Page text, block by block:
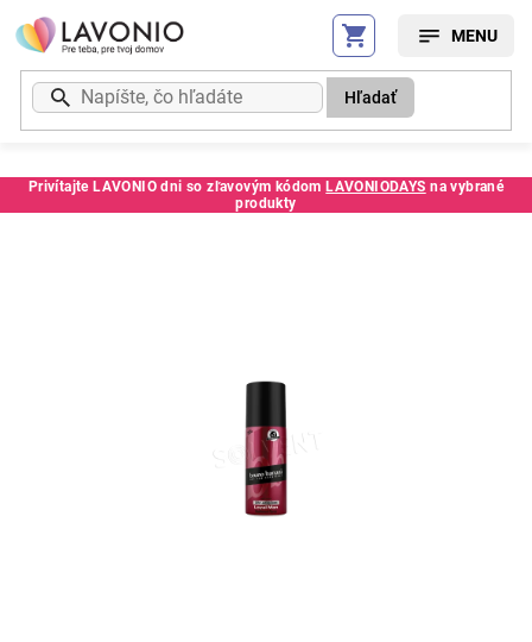
Prejsť
na
obsah
Privítajte LAVONIO dni so zľavovým kódom LAVONIODAYS na vybrané
produkty
Hľadať
Kód: 237731SC